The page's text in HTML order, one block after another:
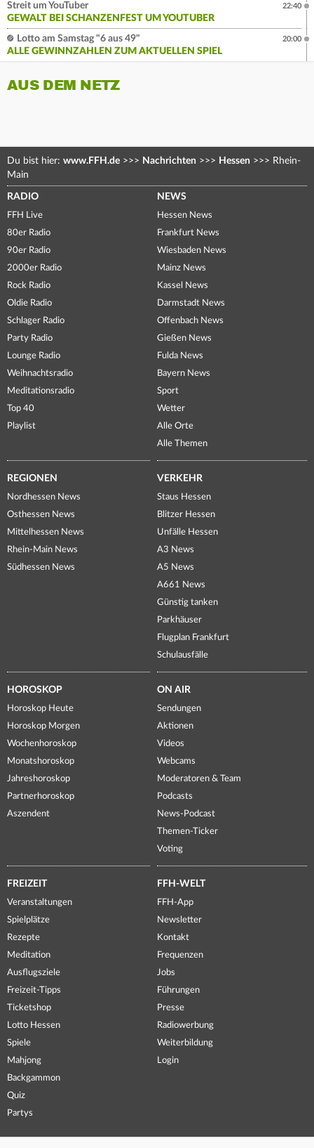
Streit um YouTuber
GEWALT BEI SCHANZENFEST UM YOUTUBER
22:40
Lotto am Samstag "6 aus 49"
ALLE GEWINNZAHLEN ZUM AKTUELLEN SPIEL
20:00
AUS DEM NETZ
Du bist hier: www.FFH.de >>> Nachrichten >>> Hessen >>> Rhein-
Main
RADIO
FFH Live
80er Radio
90er Radio
2000er Radio
Rock Radio
Oldie Radio
Schlager Radio
Party Radio
Lounge Radio
Weihnachtsradio
Meditationsradio
Top 40
Playlist
NEWS
Hessen News
Frankfurt News
Wiesbaden News
Mainz News
Kassel News
Darmstadt News
Offenbach News
Gießen News
Fulda News
Bayern News
Sport
Wetter
Alle Orte
Alle Themen
REGIONEN
Nordhessen News
Osthessen News
Mittelhessen News
Rhein-Main News
Südhessen News
VERKEHR
Staus Hessen
Blitzer Hessen
Unfälle Hessen
A3 News
A5 News
A661 News
Günstig tanken
Parkhäuser
Flugplan Frankfurt
Schulausfälle
HOROSKOP
Horoskop Heute
Horoskop Morgen
Wochenhoroskop
Monatshoroskop
Jahreshoroskop
Partnerhoroskop
Aszendent
ON AIR
Sendungen
Aktionen
Videos
Webcams
Moderatoren & Team
Podcasts
News-Podcast
Themen-Ticker
Voting
FREIZEIT
Veranstaltungen
Spielplätze
Rezepte
Meditation
Ausflugsziele
Freizeit-Tipps
Ticketshop
Lotto Hessen
Spiele
Mahjong
Backgammon
Quiz
Partys
FFH-WELT
FFH-App
Newsletter
Kontakt
Frequenzen
Jobs
Führungen
Presse
Radiowerbung
Weiterbildung
Login